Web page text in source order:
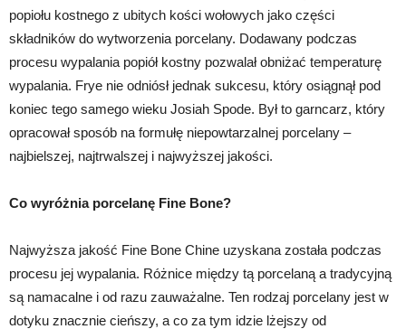
popiołu kostnego z ubitych kości wołowych jako części
składników do wytworzenia porcelany. Dodawany podczas
procesu wypalania popiół kostny pozwalał obniżać temperaturę
wypalania. Frye nie odniósł jednak sukcesu, który osiągnął pod
koniec tego samego wieku Josiah Spode. Był to garncarz, który
opracował sposób na formułę niepowtarzalnej porcelany –
najbielszej, najtrwalszej i najwyższej jakości.
Co wyróżnia porcelanę Fine Bone?
Najwyższa jakość Fine Bone Chine uzyskana została podczas
procesu jej wypalania. Różnice między tą porcelaną a tradycyjną
są namacalne i od razu zauważalne. Ten rodzaj porcelany jest w
dotyku znacznie cieńszy, a co za tym idzie lżejszy od